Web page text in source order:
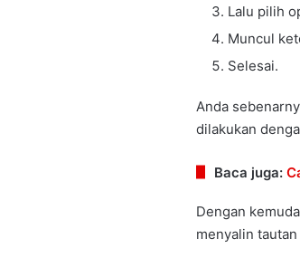
Lalu pilih
Muncul
Selesai.
Anda
dilakukan
Baca juga:
Dengan
menyalin